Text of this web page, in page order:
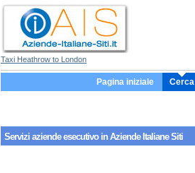
Taxi Heathrow to London
Pagina iniziale Cerca
Servizi aziendeesecutivoin Aziende Italiane Siti